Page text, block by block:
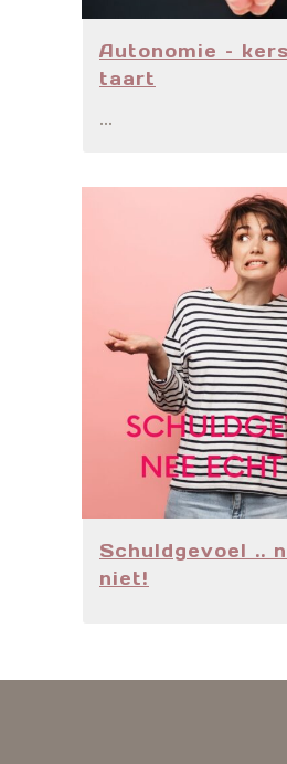
Autonomie –
taart
...
Schuldgevoel ..
niet!